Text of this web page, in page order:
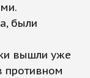
были
вышли уже
противном